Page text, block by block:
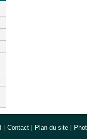
Contact Plan du site